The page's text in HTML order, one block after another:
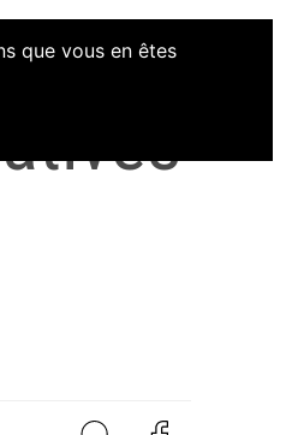
que vous en êtes